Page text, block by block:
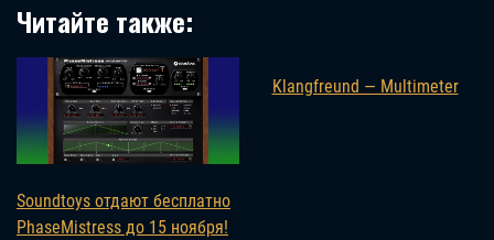
Читайте также:
Soundtoys отдают бесплатно
PhaseMistress до 15 ноября!
Klangfreund — Multimeter